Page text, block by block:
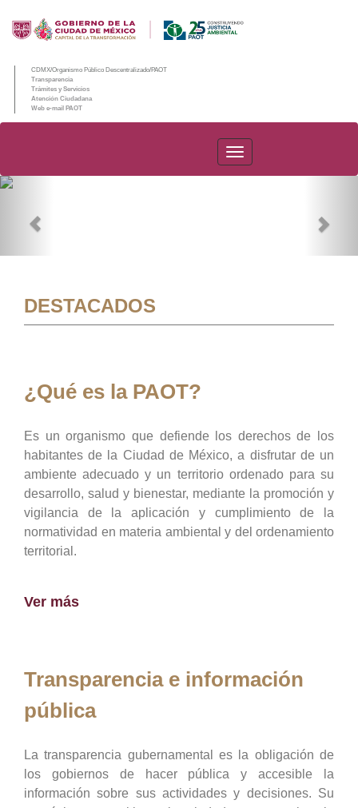
CDMX/Organismo Público Descentralizado/PAOT
Transparencia
Trámites y Servicios
Atención Ciudadana
Web e-mail PAOT
PAOT
DESTACADOS
¿Qué es la PAOT?
Es un organismo que defiende los derechos de los
habitantes de la Ciudad de México, a disfrutar de un
ambiente adecuado y un territorio ordenado para su
desarrollo, salud y bienestar, mediante la promoción y
vigilancia de la aplicación y cumplimiento de la
normatividad en materia ambiental y del ordenamiento
territorial.
Ver más
Transparencia e información
pública
La transparencia gubernamental es la obligación de
los gobiernos de hacer pública y accesible la
información sobre sus actividades y decisiones. Su